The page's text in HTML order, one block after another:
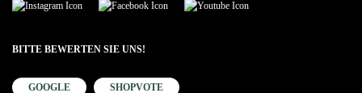
BITTE BEWERTEN SIE UNS!
GOOGLE SHOPVOTE